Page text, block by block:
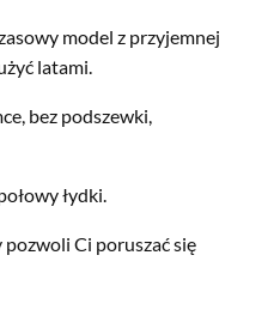
model z przyjemnej
latami.
bez podszewki,
łydki.
pozwoli Ci poruszać się